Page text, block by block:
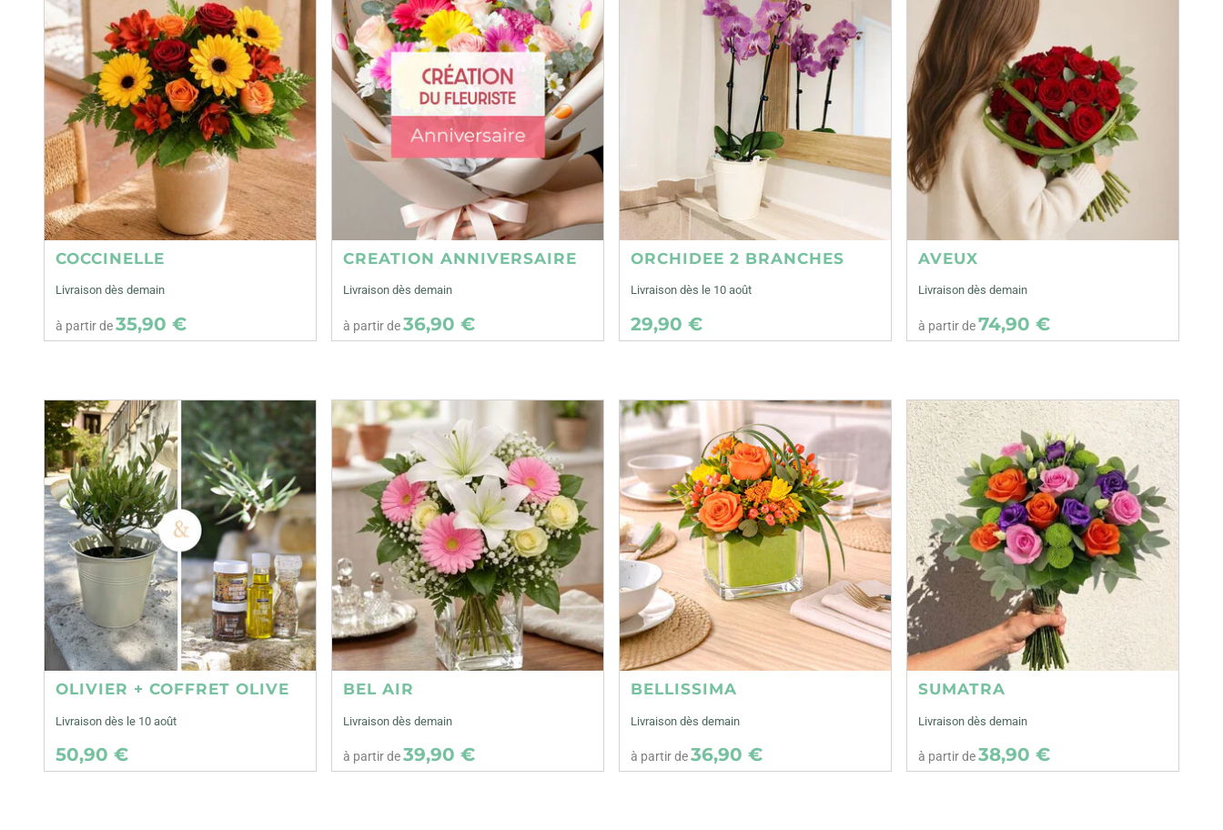
COCCINELLE
Livraison dès demain
à partir de35,90 €
CREATION ANNIVERSAIRE
Livraison dès demain
à partir de36,90 €
ORCHIDEE 2 BRANCHES
Livraison dès le 10 août
29,90 €
AVEUX
Livraison dès demain
à partir de74,90 €
OLIVIER + COFFRET OLIVE
Livraison dès le 10 août
50,90 €
BEL AIR
Livraison dès demain
à partir de39,90 €
BELLISSIMA
Livraison dès demain
à partir de36,90 €
SUMATRA
Livraison dès demain
à partir de38,90 €